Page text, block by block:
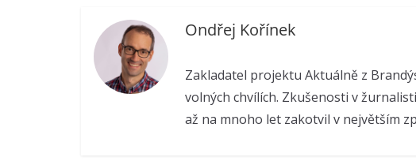
Ondřej Kořínek
Zakladatel projektu Aktuálně z
volných chvílích. Zkušenosti v
až na mnoho let zakotvil v největším